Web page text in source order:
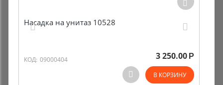
Насадка на унитаз 10528
КОД: 09000404 3 250.00 Р
В КОРЗИНУ